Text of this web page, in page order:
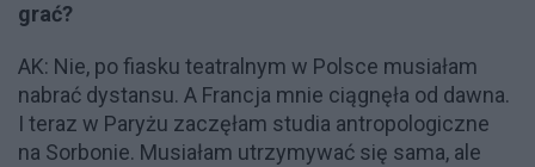
grać?
AK: Nie, po fiasku teatralnym w Polsce musiałam
nabrać dystansu. A Francja mnie ciągnęła od dawna.
I teraz w Paryżu zaczęłam studia antropologiczne
na Sorbonie. Musiałam utrzymywać się sama, ale